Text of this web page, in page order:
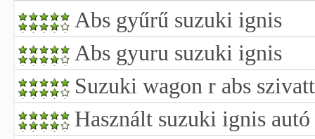
Abs gyűrű suzuki ignis
Abs gyuru suzuki ignis
Suzuki wagon r abs
Használt suzuki ignis autó